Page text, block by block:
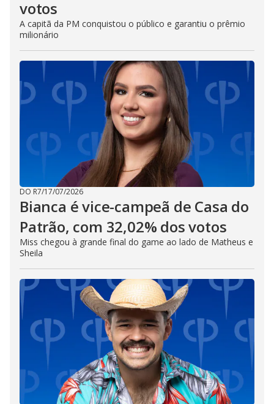
votos
A capitã da PM conquistou o público e garantiu o prêmio
milionário
DO R7/17/07/2026
Bianca é vice-campeã de Casa do
Patrão, com 32,02% dos votos
Miss chegou à grande final do game ao lado de Matheus e
Sheila